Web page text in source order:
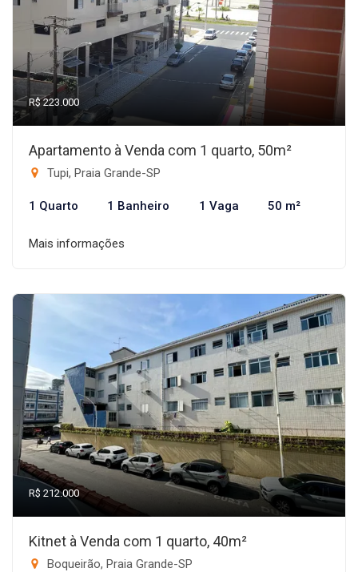
R$ 223.000
Apartamento à Venda com 1 quarto, 50m²
Tupi, Praia Grande-SP
1 Quarto 1 Banheiro 1 Vaga 50 m²
Mais informações
R$ 212.000
Kitnet à Venda com 1 quarto, 40m²
Boqueirão, Praia Grande-SP